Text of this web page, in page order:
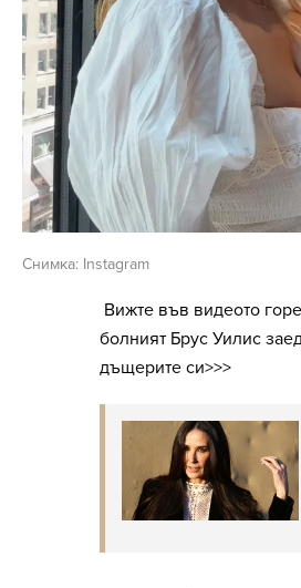
Снимка: Instagram
Вижте във видеото
болният Брус Уилис
дъщерите си>>>